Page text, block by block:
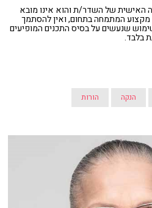
האישית של השדר/ת והוא אינו מובא
מקצוע המתמחה בתחום, ואין להסתמך
שנעשים על בסיס התכנים המופיעים
בלבד.
הנקה הורות